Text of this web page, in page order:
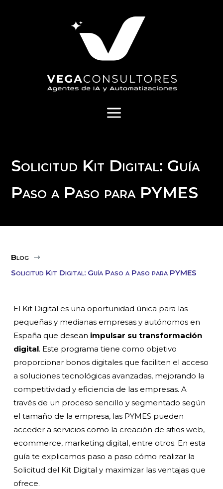
a
Solicitud Kit Digital: Guía
Paso a Paso para PYMES
Blog $
Solicitud Kit Digital: Guía Paso a Paso para PYMES
El Kit Digital es una oportunidad única para las
pequeñas y medianas empresas y autónomos en
España que desean impulsar su transformación
digital. Este programa tiene como objetivo
proporcionar bonos digitales que faciliten el acceso
a soluciones tecnológicas avanzadas, mejorando la
competitividad y eficiencia de las empresas. A
través de un proceso sencillo y segmentado según
el tamaño de la empresa, las PYMES pueden
acceder a servicios como la creación de sitios web,
ecommerce, marketing digital, entre otros. En esta
guía te explicamos paso a paso cómo realizar la
Solicitud del Kit Digital y maximizar las ventajas que
ofrece.